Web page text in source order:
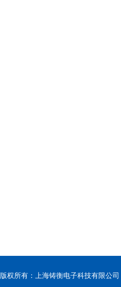
版权所有：上海铸衡电子科技有限公司